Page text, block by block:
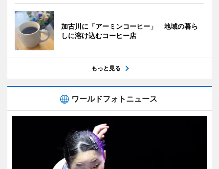
加古川に「アーミンコーヒー」 地域の暮ら
しに溶け込むコーヒー店
もっと見る
ワールドフォトニュース